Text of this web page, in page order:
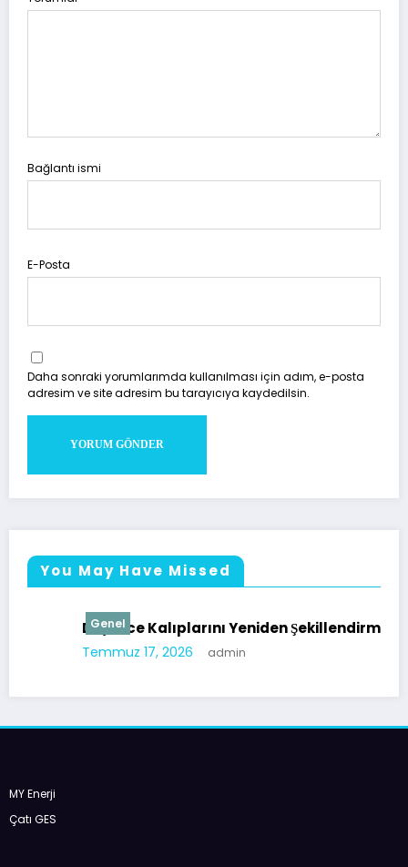
Bağlantı ismi
E-Posta
Daha sonraki yorumlarımda kullanılması için adım, e-posta
adresim ve site adresim bu tarayıcıya kaydedilsin.
You May Have Missed
Düşünce Kalıplarını Yeniden Şekillendirmek
Temmuz 17, 2026 admin
MY Enerji
Çatı GES